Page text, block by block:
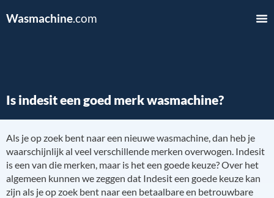
Wasmachine.com
Is indesit een goed merk wasmachine?
Als je op zoek bent naar een nieuwe wasmachine, dan heb je
waarschijnlijk al veel verschillende merken overwogen. Indesit
is een van die merken, maar is het een goede keuze? Over het
algemeen kunnen we zeggen dat Indesit een goede keuze kan
zijn als je op zoek bent naar een betaalbare en betrouwbare